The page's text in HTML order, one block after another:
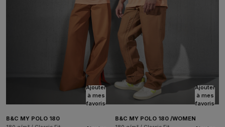
Ajouter
à mes
favoris
B&C MY POLO 180
Ajouter
à mes
favoris
B&C MY POLO 180 /WOMEN